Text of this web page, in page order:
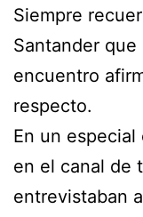
Siempre
Santander
encuentro
respecto.
En un
en el canal de
entrevistaban